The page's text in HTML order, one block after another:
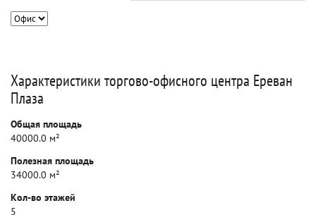
Характеристики торгово-офисного центра Ереван
Плаза
Общая площадь
40000.0 м²
Полезная площадь
34000.0 м²
Кол-во этажей
5